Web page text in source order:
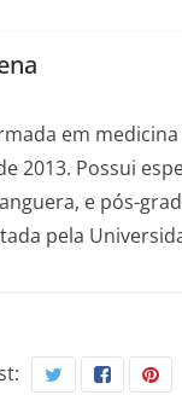
em
2013. Possui
e pós-
pela